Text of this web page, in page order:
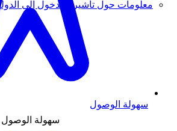
معلومات حول تأشيرة الدخول إلى الدولة
سهولة الوصول
سهولة الوصول